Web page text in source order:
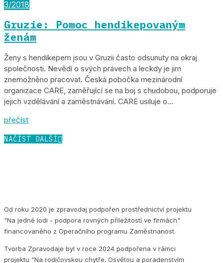
3/2018
Gruzie: Pomoc hendikepovaným
ženám
Ženy s hendikepem jsou v Gruzii často odsunuty na okraj
společnosti. Nevědí o svých právech a leckdy je jim
znemožněno pracovat. Česká pobočka mezinárodní
organizace CARE, zaměřující se na boj s chudobou, podporuje
jejich vzdělávání a zaměstnávání. CARE usiluje o...
přečíst
NAČÍST DALŠÍ
Od roku 2020 je zpravodaj podpořen prostřednictví projektu
"Na jedné lodi - podpora rovných příležitostí ve firmách"
financovaného z Operačního programu Zaměstnanost.
Tvorba Zpravodaje byl v roce 2024 podpořena v rámci
projektu "Na rodičovskou chytře. Osvětou a poradenstvím